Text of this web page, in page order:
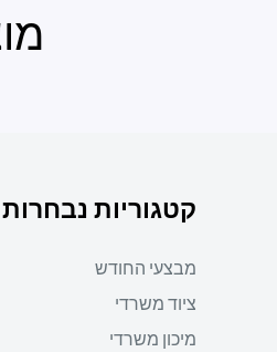
קטגוריות נבחרות
מבצעי החודש
ציוד משרדי
מיכון משרדי